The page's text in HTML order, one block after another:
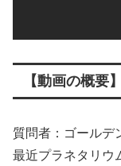
【動画の概要】
質問者：ゴール
最近プラネタリウ